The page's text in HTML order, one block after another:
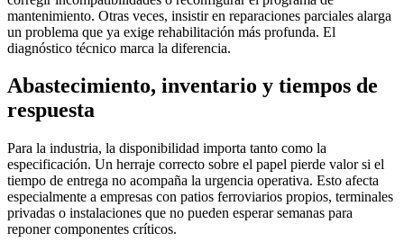
mantenimiento. Otras veces, insistir en reparaciones parciales alarga
un problema que ya exige rehabilitación más profunda. El
diagnóstico técnico marca la diferencia.
Abastecimiento, inventario y tiempos de
respuesta
Para la industria, la disponibilidad importa tanto como la
especificación. Un herraje correcto sobre el papel pierde valor si el
tiempo de entrega no acompaña la urgencia operativa. Esto afecta
especialmente a empresas con patios ferroviarios propios, terminales
privadas o instalaciones que no pueden esperar semanas para
reponer componentes críticos.